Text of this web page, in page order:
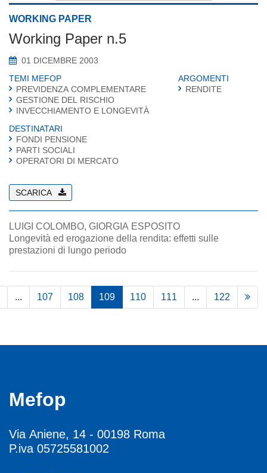
WORKING PAPER
Working Paper n.5
01 DICEMBRE 2003
TEMI MEFOP
PREVIDENZA COMPLEMENTARE
GESTIONE DEL RISCHIO
INVECCHIAMENTO E LONGEVITÀ
ARGOMENTI
RENDITE
DESTINATARI
FONDI PENSIONE
PARTI SOCIALI
OPERATORI DI MERCATO
SCARICA
LUIGI COLOMBO, GIORGIA ESPOSITO
Longevità ed erogazione della rendita: effetti sulle
prestazioni di lungo periodo
... 107 108 109 110 111 ... 122
Mefop
Via Aniene, 14 - 00198 Roma
P.iva 05725581002